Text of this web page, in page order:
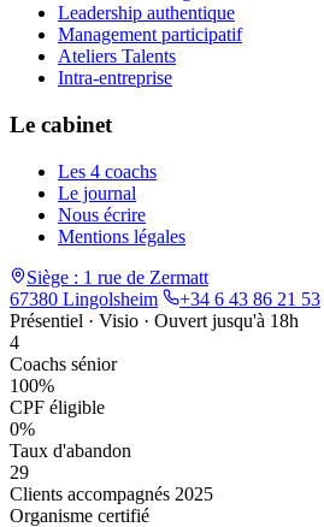
Leadership authentique
Management participatif
Ateliers Talents
Intra-entreprise
Le cabinet
Les 4 coachs
Le journal
Nous écrire
Mentions légales
Siège : 1 rue de Zermatt
67380 Lingolsheim
+34 6 43 86 21 53
Présentiel · Visio · Ouvert jusqu'à 18h
4
Coachs sénior
100%
CPF éligible
0%
Taux d'abandon
29
Clients accompagnés 2025
Organisme certifié